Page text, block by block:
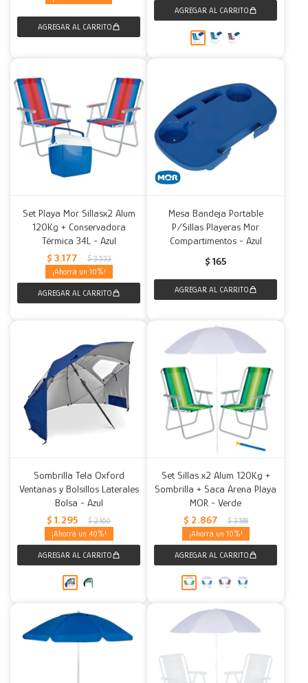
Set Playa Mor Sillasx2 Alum
120Kg + Conservadora
Térmica 34L - Azul
$ 3.177 $ 3.533
10
Mesa Bandeja Portable
P/Sillas Playeras Mor
Compartimentos - Azul
$ 165
Sombrilla Tela Oxford
Ventanas y Bolsillos Laterales
Bolsa - Azul
$ 1.295 $ 2.160
40
Set Sillas x2 Alum 120Kg +
Sombrilla + Saca Arena Playa
MOR - Verde
$ 2.867 $ 3.188
10